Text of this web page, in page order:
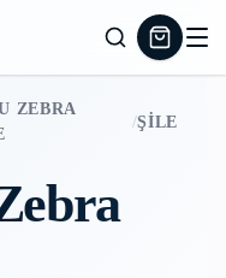
ZEBRA
/ŞILE